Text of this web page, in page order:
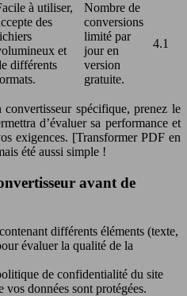
à utiliser,
des
et
différents
Nombre de
conversions
limité par
jour en
version
gratuite.
4.1
spécifique, prenez le
d’évaluer sa performance et
exigences. [Transformer PDF en
été aussi simple !
avant de
différents éléments (texte,
évaluer la qualité de la
de confidentialité du site
données sont protégées.